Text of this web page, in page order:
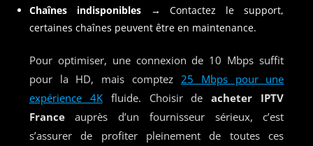
Chaînes indisponibles→ Contactez le support,
certaines chaînes peuvent être en maintenance.
Pour optimiser, une connexion de 10 Mbps suffit
pour la HD, mais comptez 25 Mbps pour une
expérience 4Kfluide. Choisir deacheter IPTV
Franceauprès d’un fournisseur sérieux, c’est
s’assurer de profiter pleinement de toutes ces